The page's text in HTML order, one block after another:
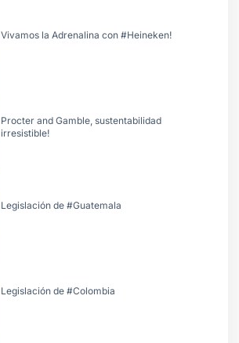
Vivamos la Adrenalina con #Heineken!
Procter and Gamble, sustentabilidad
irresistible!
Legislación de #Guatemala
Legislación de #Colombia